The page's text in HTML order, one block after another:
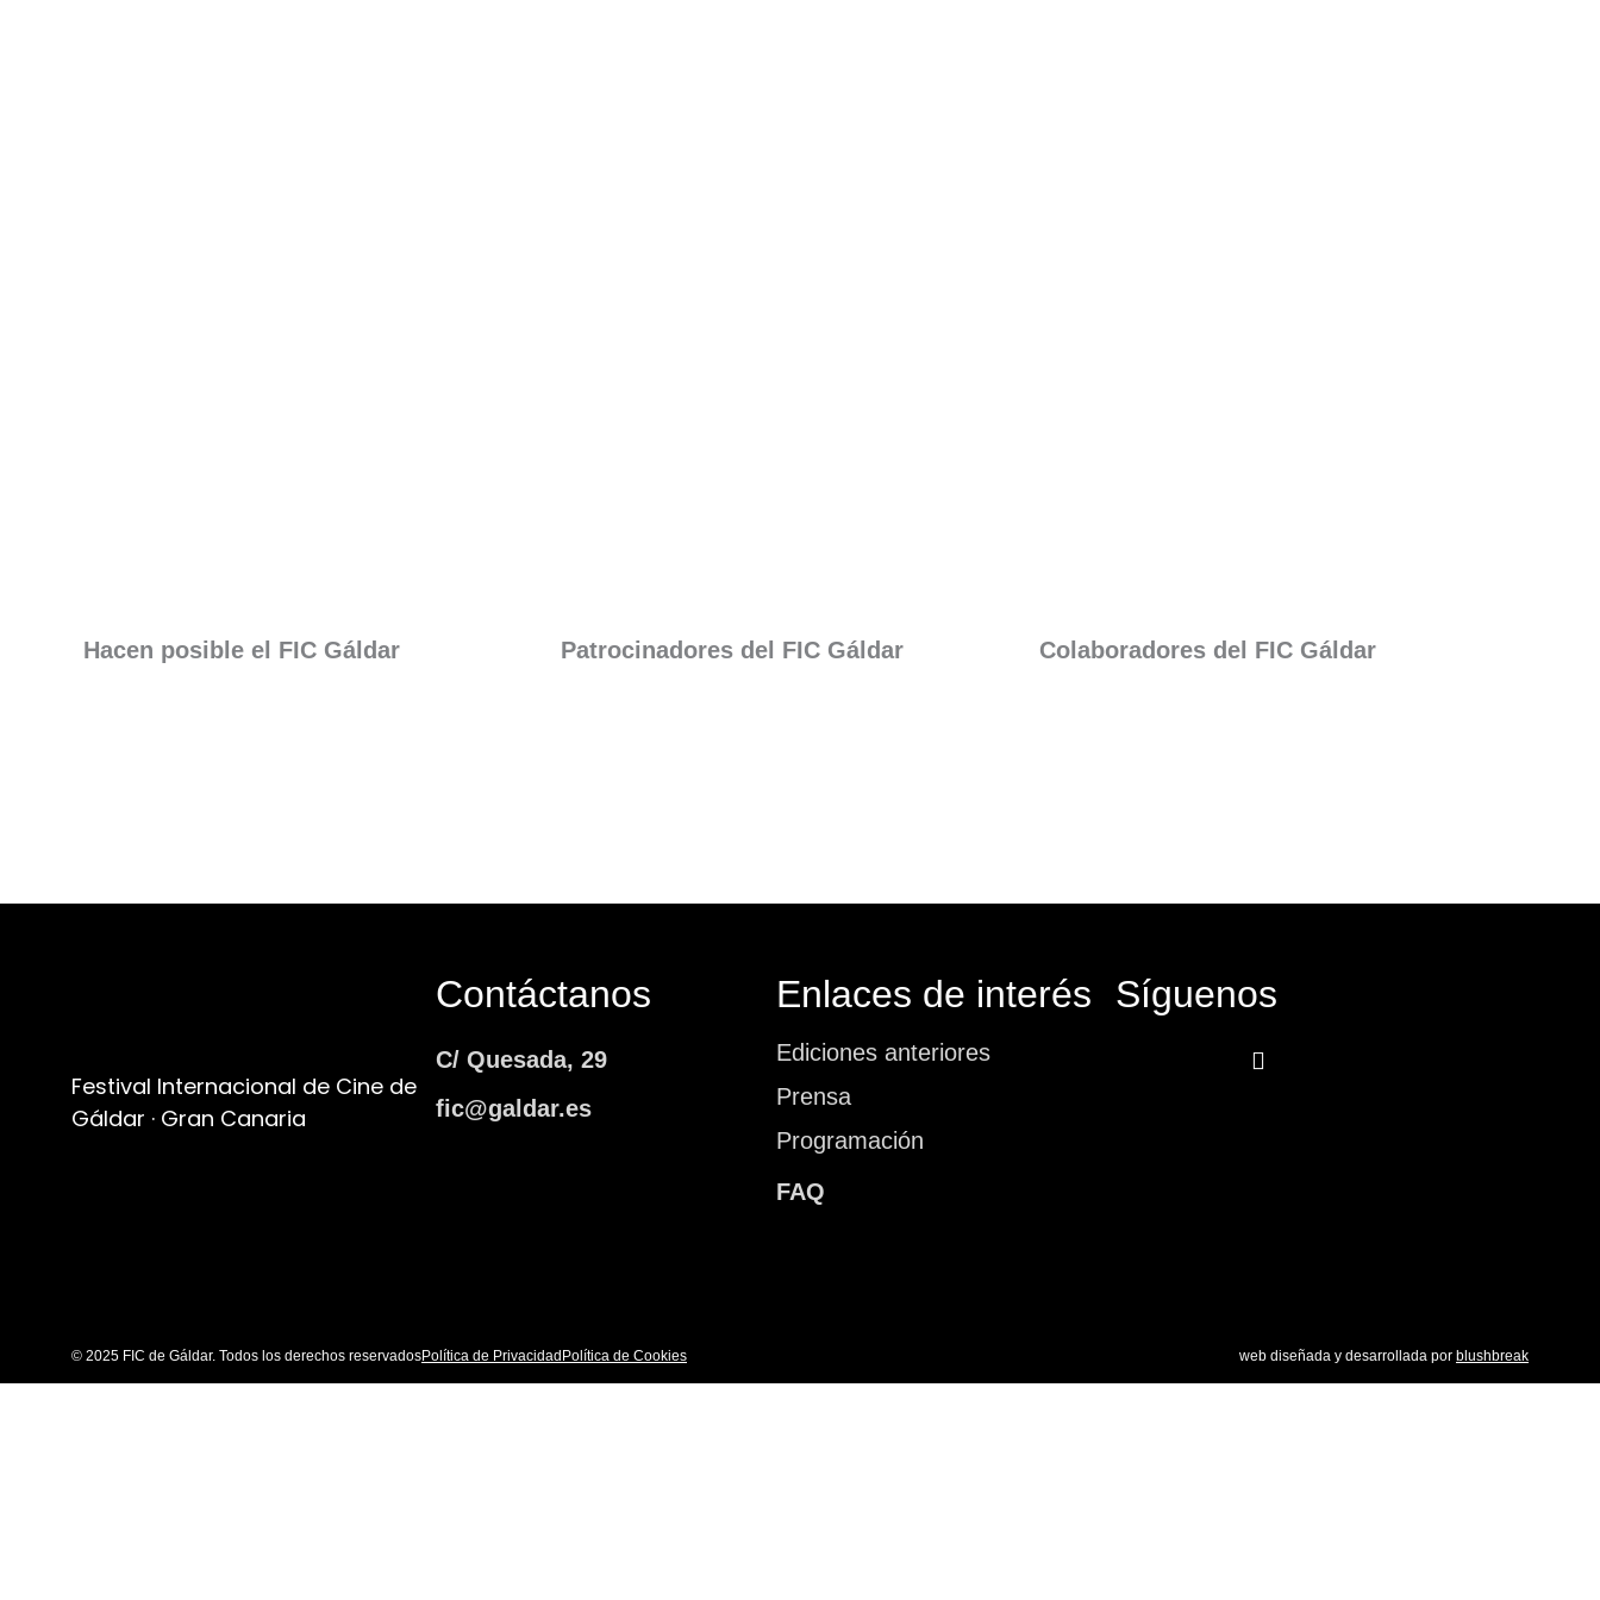
Hacen posible el FIC Gáldar Patrocinadores del FIC Gáldar​ Colaboradores del FIC Gáldar
Festival Internacional de Cine de
Gáldar · Gran Canaria
Contáctanos
C/ Quesada, 29
fic@galdar.es
Enlaces de interés
Ediciones anteriores
Prensa
Programación
FAQ
Síguenos
Instagram
Icon-
x
© 2025 FIC de Gáldar. Todos los derechos reservadosPolítica de Privacidad Política de Cookies web diseñada y desarrollada por blushbreak